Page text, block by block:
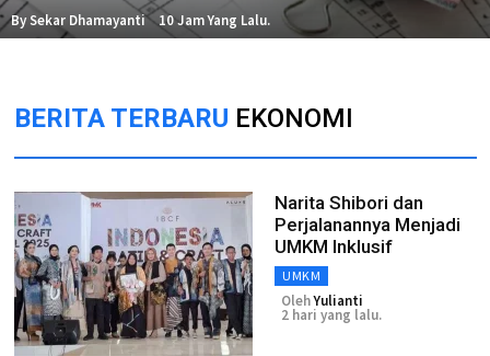
By Sekar Dhamayanti 10 Jam Yang Lalu.
BERITA TERBARU EKONOMI
Narita Shibori dan
Perjalanannya Menjadi
UMKM Inklusif
UMKM
OlehYulianti
2 hari yang lalu.